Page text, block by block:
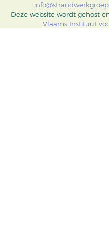
Deze website wordt gehost
Vlaams Instituut